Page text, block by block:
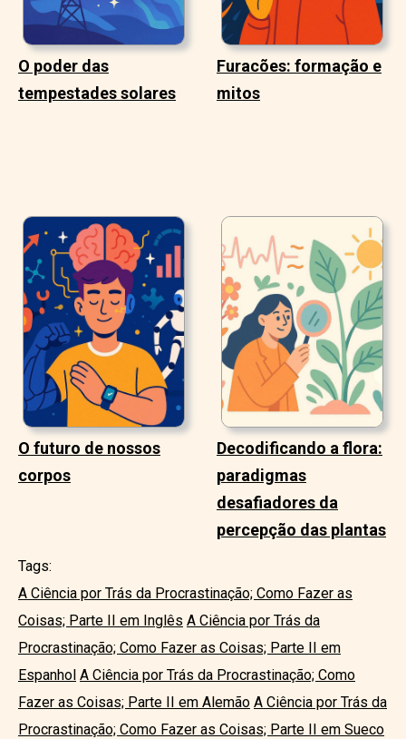
O poder das
tempestades solares
Furacões: formação e
mitos
O futuro de nossos
corpos
Decodificando a flora:
paradigmas
desafiadores da
percepção das plantas
Tags:
A Ciência por Trás da Procrastinação; Como Fazer as
Coisas; Parte II em Inglês A Ciência por Trás da
Procrastinação; Como Fazer as Coisas; Parte II em
Espanhol A Ciência por Trás da Procrastinação; Como
Fazer as Coisas; Parte II em Alemão A Ciência por Trás da
Procrastinação; Como Fazer as Coisas; Parte II em Sueco